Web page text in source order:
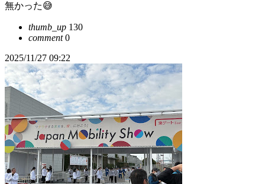
無かった😅
thumb_up 130
comment0
2025/11/27 09:22